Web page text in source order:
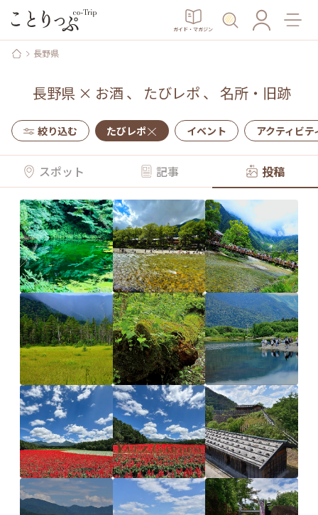
ガイド・マガジン
長野県
長野県 × お酒 、 たびレポ 、 名所・旧跡
絞り込む たびレポ イベント アクティビテ
スポット 記事 投稿